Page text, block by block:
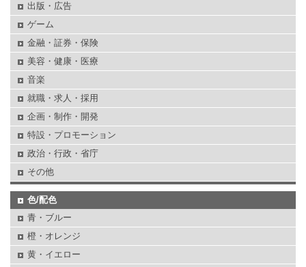
出版・広告
ゲーム
金融・証券・保険
美容・健康・医療
音楽
就職・求人・採用
企画・制作・開発
特設・プロモーション
政治・行政・省庁
その他
色/配色
青・ブルー
橙・オレンジ
黄・イエロー